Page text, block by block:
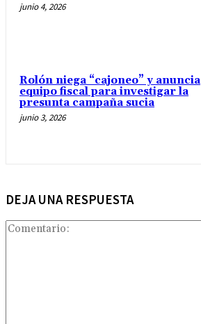
junio 4, 2026
Rolón niega “cajoneo” y anuncia
equipo fiscal para investigar la
presunta campaña sucia
junio 3, 2026
DEJA UNA RESPUESTA